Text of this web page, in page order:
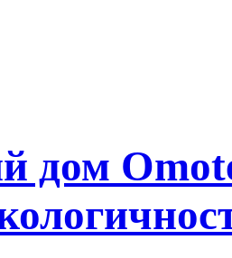
дом